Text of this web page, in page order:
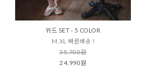
위드 SET - 5 COLOR
M,XL 빠른배송 !
35,700원
24,990원